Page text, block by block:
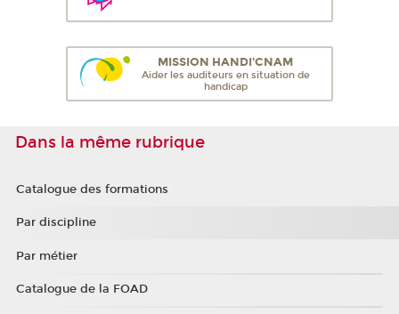
MISSION HANDI'CNAM
Aider les auditeurs en situation de
handicap
Dans la même rubrique
Catalogue des formations
Par discipline
Par métier
Catalogue de la FOAD